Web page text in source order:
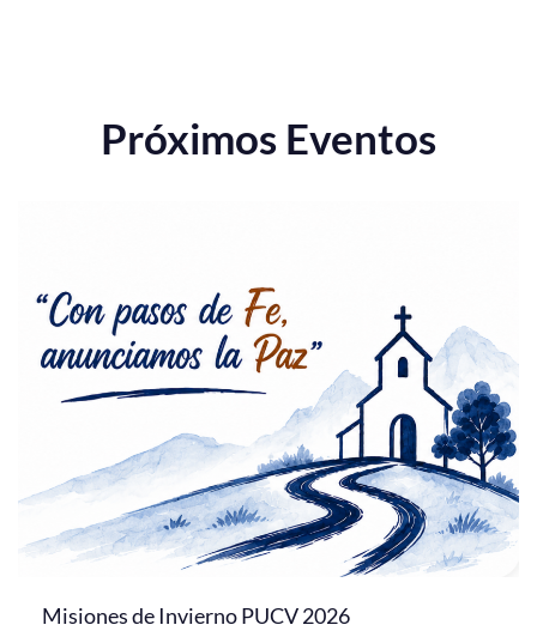
Próximos Eventos
Misiones de Invierno PUCV 2026